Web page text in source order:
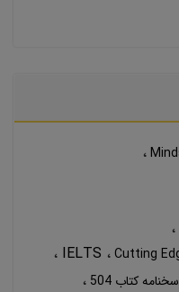
IELTS
کتاب 504